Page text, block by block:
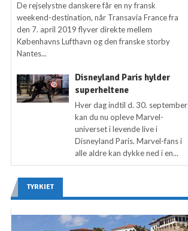
De rejselystne danskere får en ny fransk
weekend-destination, når Transavia France fra
den 7. april 2019 flyver direkte mellem
Københavns Lufthavn og den franske storby
Nantes...
Disneyland Paris hylder
superheltene
Hver dag indtil d. 30. september
kan du nu opleve Marvel-
universet i levende live i
Disneyland Paris. Marvel-fans i
alle aldre kan dykke ned i en...
TYRKIET